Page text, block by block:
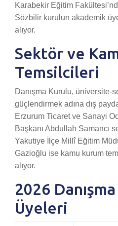
Karabekir Eğitim
Sözbilir kurulun akademik
alıyor.
Sektör ve
Temsilcileri
Danışma Kurulu, üniversite-
güçlendirmek adına dış
Erzurum Ticaret ve Sanayi
Başkanı Abdullah Samancı
Yakutiye İlçe Millî Eğitim
Gazioğlu ise kamu kurum
alıyor.
2026
Üyeleri